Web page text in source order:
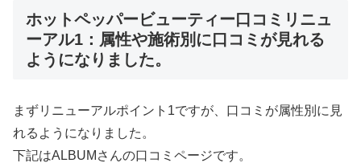
ホットペッパービューティー口コミリニュ
ーアル1：属性や施術別に口コミが見れる
ようになりました。
まずリニューアルポイント1ですが、口コミが属性別に見
れるようになりました。
下記はALBUMさんの口コミページです。